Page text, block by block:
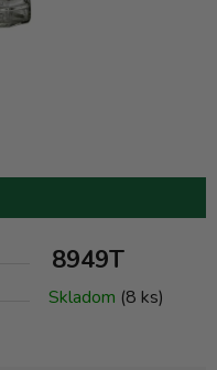
8949T
Skladom (8 ks)